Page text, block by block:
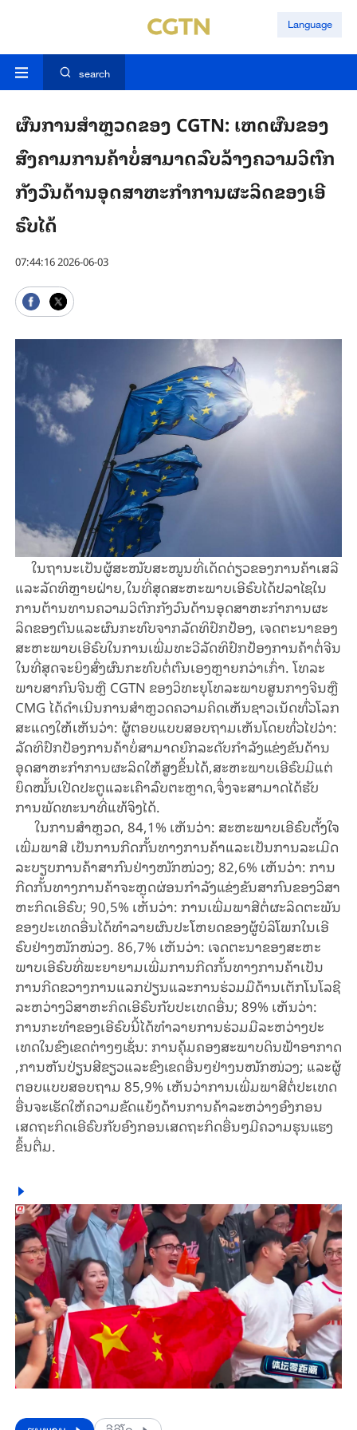
Language
search
ຜົນ​ການ​ສຳຫຼວດຂອງ CGTN: ​ເຫດ​ຜົນ​ຂອງ
ສົງ​ຄາມ​ການ​ຄ້າ​ບໍ່​ສາ​ມາດ​ລົບ​ລ້າງຄວາມ​ວິ​ຕົກ​
ກັງ​ວົນ​ດ້ານ​ອຸດ​ສາ​ຫະ​ກຳ​ການ​ຜະ​ລິດ​ຂອງ​ເອີ​
ຣົບ​​ໄດ້
07:44:16 2026-06-03
ໃນ​ຖາ​ນະ​ເປັນ​ຜູ້ສະ​ໜັບ​ສະ​ໜູນ​ທີ່​ເດັດ​ດ່ຽວ​ຂອງ​ການ​ຄ້າ​ເສ​ລີ​
ແລະ​ລັດ​ທິ​ຫຼາຍ​ຝ່າຍ,​ໃນ​ທີ່​ສຸດສະ​ຫະ​ພາບ​ເອີ​ຣົບໄດ້​ປ​ລາ​ໄຊ​ໃນ​
ການ​ຕ້ານ​ທານ​ຄວາມວິ​ຕົກ​ກັງ​ວົນ​ດ້ານ​ອຸດ​ສາ​ຫະ​ກຳ​ການ​ຜະ​
ລິດ​ຂອງ​ຕົນ​ແລະ​ຜົນ​ກະ​ທົບ​ຈາກ​ລັດ​ທິ​ປົກ​ປ້ອງ, ເຈດ​ຕະ​ນາ​ຂອງ​
ສະ​ຫະ​ພາບ​ເອີ​ຣົບ​​ໃນ​ການ​ເພີ່ມ​ທະ​ວີ​ລັດ​ທິ​ປົກ​ປ້ອງ​ກາ​ນ​ຄ້າ​ຕໍ່​ຈີນ​
ໃນ​ທີ່​ສຸດ​ຈະ​ຍິງ​ສົ່ງ​ຜົນກະ​ທົບ​ຕໍ່​ຕົນ​ເອງ​ຫຼາຍກວ່າ​ເກົ່າ. ໂທ​ລະ​
ພາບ​ສາ​ກົນ​ຈີນ​ຫຼື CGTN ຂອງວິ​ທະ​ຍຸ​ໂທ​ລະ​ພາບ​ສູນ​ກາງ​ຈີນ​ຫຼື
CMG ​ໄດ້​ດຳ​ເນີນ​ການ​ສຳ​ຫຼວດ​ຄວາມ​ຄິດ​ເຫັນ​ຊາວ​ເນັດ​ທົ່ວ​ໂລກ​
ສະ​ແດງ​ໃຫ້​ເຫັນ​ວ່າ: ຜູ້​ຕອບ​ແບບ​ສອບ​ຖາມເຫັນ​ໂດຍ​ທົ່ວ​ໄປ​ວ່າ:
ລັດ​ທິ​ປົກ​ປ້ອງ​ການ​ຄ້າ​ບໍ່​ສາ​ມາດ​ຍົກ​ລະ​ດັບ​ກຳ​ລັງ​ແຂ່ງ​ຂັນ​​ດ້ານ
ອຸດ​ສາ​ຫະ​ກຳ​ການ​ຜະ​ລິດ​ໃຫ້​ສູງ​ຂຶ້ນ​ໄດ້​,ສະ​ຫະ​ພາບ​ເອີ​ຣົບ​ມີ​ແຕ່​
ຍຶດ​ໝັ້ນ​ເປີດ​ປະ​ຕູ​ແລະ​ເຄົາ​ລົບ​ຕະ​ຫຼາດ,ຈຶ່ງ​ຈະ​ສາ​ມາດ​ໄດ້​ຮັບ​
ການ​ພັດ​ທະ​ນາ​ທີ່​ແທ້​ຈິງ​ໄດ້.
ໃນ​ການ​ສຳ​ຫຼວດ, 84,1% ເຫັນ​ວ່າ: ສະ​ຫະ​ພາບ​ເອີ​ຣົບ​​ຕັ້ງ​ໃຈ​
ເພີ່ມພາ​ສີ​ ເປັນການ​​ກີດ​ກັ້ນ​ທາງ​ການ​ຄ້າ​ແລະ​ເປັນ​ການ​ລະ​ເມີດ​
ລະ​ບຽບການ​ຄ້າ​ສາ​ກົນ​ຢ່າງ​ໜັກ​ໜ່ວງ; 82,6% ເຫັນ​ວ່າ: ການ
ກີດ​ກັ້ນ​ທາງການ​ຄ້າ​ຈະ​ຫຼຸດ​ຜ່ອນ​ກຳ​ລັງ​ແຂ່ງ​ຂັນ​ສາ​ກົນ​ຂອງວິ​ສາ​
ຫະ​ກິດ​ເອີ​ຣົບ; 90,5% ເຫັນ​ວ່າ: ການ​ເພີ່ມ​ພາ​ສີຕໍ່​ຜະ​ລິດ​ຕະ​ພັນ​
ຂອງ​ປະ​ເທດ​ອື່ນ​ໄດ້​ທຳ​ລາຍ​ຜົນ​ປະ​ໂຫຍດ​ຂອງ​ຜູ້​ບໍ​ລິ​ໂພກ​​ໃນເອີ​
ຣົບ​ຢ່າງ​ໜັກ​ໜ່ວງ. 86,7% ເຫັນ​ວ່າ: ​ເຈດ​ຕະ​ນາ​ຂອງ​ສະ​ຫະ​
ພາບ​ເອີ​ຣົບ​ທີ່​ພະ​ຍາ​ຍາມເພີ່ມ​​ການ​ກີດ​ກັ້ນ​ທາງ​ການ​ຄ້າ​ເປັນ​
ການ​ກີດ​ຂວາງ​ການ​ແລກ​ປ່ຽນ​ແລະ​ການ​ຮ່ວມ​ມື​ດ້ານ​ເຕັກ​ໂນ​ໂລ​ຊີ​
ລະ​ຫວ່າງວິ​ສາ​ຫະ​ກິດ​ເອີ​ຣົບ​ກັບ​ປະ​ເທດ​ອື່ນ; 89% ເຫັນ​ວ່າ:
ການ​ກະ​ທຳ​ຂອງ​ເອີ​ຣົບ​ນີ້​ໄດ້​ທຳ​ລາຍ​ການ​ຮ່ວມ​ມື​ລະ​ຫວ່າງ​ປະ​
ເທດ​​ໃນ​ຂົງ​ເຂດ​ຕ່າງໆ​ເຊັ່ນ: ການ​ຄຸ້ມ​ຄອງ​ສະ​ພາບດິນ​ຟ້າ​ອາ​ກາດ​
,ການ​ຫັນ​ປ່ຽນ​​ສີ​ຂຽວ​ແລະ​ຂົງ​ເຂດ​ອື່ນໆ​ຢ່າງ​ນ​ໜັກ​ໜ່ວງ; ແລະຜູ້​
ຕອບ​ແບບ​ສອບ​ຖາມ 85,9% ເຫັນ​ວ່າ​​ການ​ເພີ່ມ​ພາ​ສີ​ຕໍ່​ປະ​ເທດ​
ອື່ນ​ຈະ​ເຮັດ​ໃຫ້​ຄວາມ​ຂັດ​ແຍ້ງ​ດ້ານ​ການ​ຄ້າ​ລະ​ຫວ່າງ​ອົງ​ກອນ​
ເສດ​ຖະ​ກິດ​ເອີ​ຣົບ​ກັບ​ອົງ​ກອນ​ເສດ​ຖະ​ກິດ​ອື່ນໆ​ມີ​ຄວາມ​ຮຸນ​ແຮງ​
ຂຶ້ນ​ຕື່ມ.